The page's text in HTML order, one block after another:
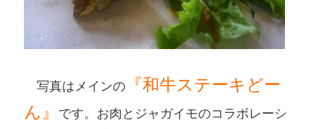
写真はメインの 『和牛ステーキどー
ん』 です。お肉とジャガイモのコラボレーシ